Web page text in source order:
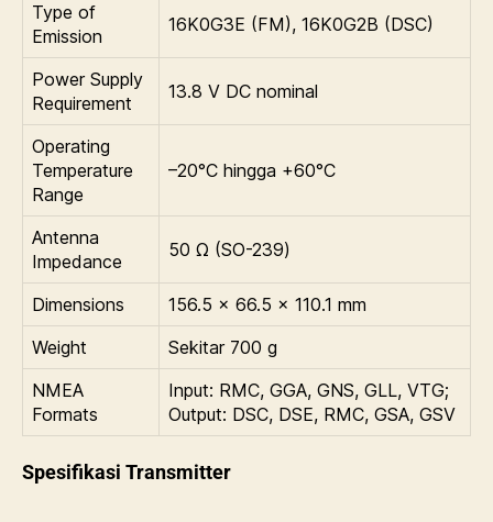
Type of
Emission
16K0G3E (FM), 16K0G2B (DSC)
Power Supply
Requirement
13.8 V DC nominal
Operating
Temperature
Range
–20°C hingga +60°C
Antenna
Impedance
50 Ω (SO-239)
Dimensions
156.5 × 66.5 × 110.1 mm
Weight
Sekitar 700 g
NMEA
Formats
Input: RMC, GGA, GNS, GLL, VTG;
Output: DSC, DSE, RMC, GSA, GSV
Spesifikasi Transmitter